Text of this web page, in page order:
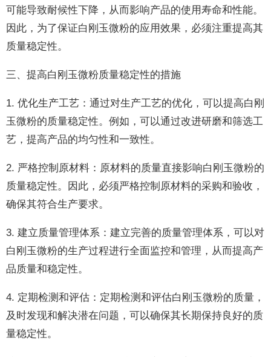
可能导致耐候性下降，从而影响产品的使用寿命和性能。
因此，为了保证白刚玉微粉的应用效果，必须注重提高其
质量稳定性。
三、提高白刚玉微粉质量稳定性的措施
1. 优化生产工艺：通过对生产工艺的优化，可以提高白刚
玉微粉的质量稳定性。例如，可以通过改进研磨和筛选工
艺，提高产品的均匀性和一致性。
2. 严格控制原材料：原材料的质量直接影响白刚玉微粉的
质量稳定性。因此，必须严格控制原材料的采购和验收，
确保其符合生产要求。
3. 建立质量管理体系：建立完善的质量管理体系，可以对
白刚玉微粉的生产过程进行全面监控和管理，从而提高产
品质量和稳定性。
4. 定期检测和评估：定期检测和评估白刚玉微粉的质量，
及时发现和解决潜在问题，可以确保其长期保持良好的质
量稳定性。